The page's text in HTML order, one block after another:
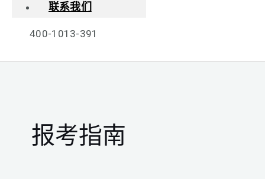
联系我们
400-1013-391
报考指南